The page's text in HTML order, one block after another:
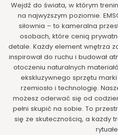
Wejdź do świata, w którym
na najwyższym poziomie.
siłownia – to kameralna
osobach, które cenią
detale. Każdy element wnętrza
inspirował do ruchu i budował
otoczeniu naturalnych
ekskluzywnego sprzętu marki
rzemiosło i technologię.
możesz oderwać się od
pełni skupić na sobie. To
się ze skutecznością, a każdy